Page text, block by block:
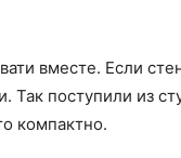
вместе. Если
Так поступили из
компактно.